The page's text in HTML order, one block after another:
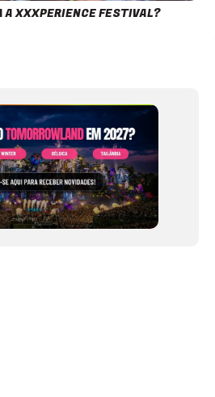
A XXXPERIENCE FESTIVAL?